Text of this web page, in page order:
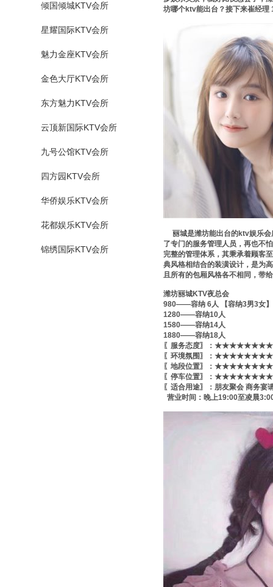
倾国倾城KTV会所
星耀国际KTV会所
魅力金座KTV会所
金色大厅KTV会所
东方魅力KTV会所
云顶新国际KTV会所
九号公馆KTV会所
四方园KTV会所
华侨娱乐KTV会所
花都娱乐KTV会所
锦绣国际KTV会所
坊哪个ktv能出台？接下来崔经理
丽城是潍坊能出台的ktv娱乐会
了专门的服务管理人员，再也不
完整的管理体系，其秉承着顾客
典风格相结合的装潢设计，是为
且所有的包厢风格各不相同，带
潍坊丽城KTV夜总会
980——容纳 6人 【容纳3男3女】
1280——容纳10人
1580——容纳14人
1880——容纳18人
〖服务态度〗：
〖环境氛围〗：
〖地段位置〗：
〖停车位置〗：
〖适合用途〗：朋友聚会 商务宴
营业时间：晚上19:00至凌晨